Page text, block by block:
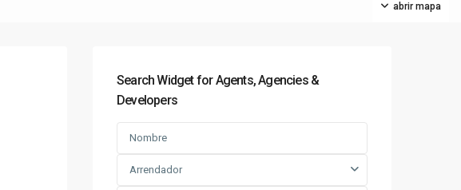
abrir mapa
Search Widget for Agents, Agencies &
Developers
Arrendador